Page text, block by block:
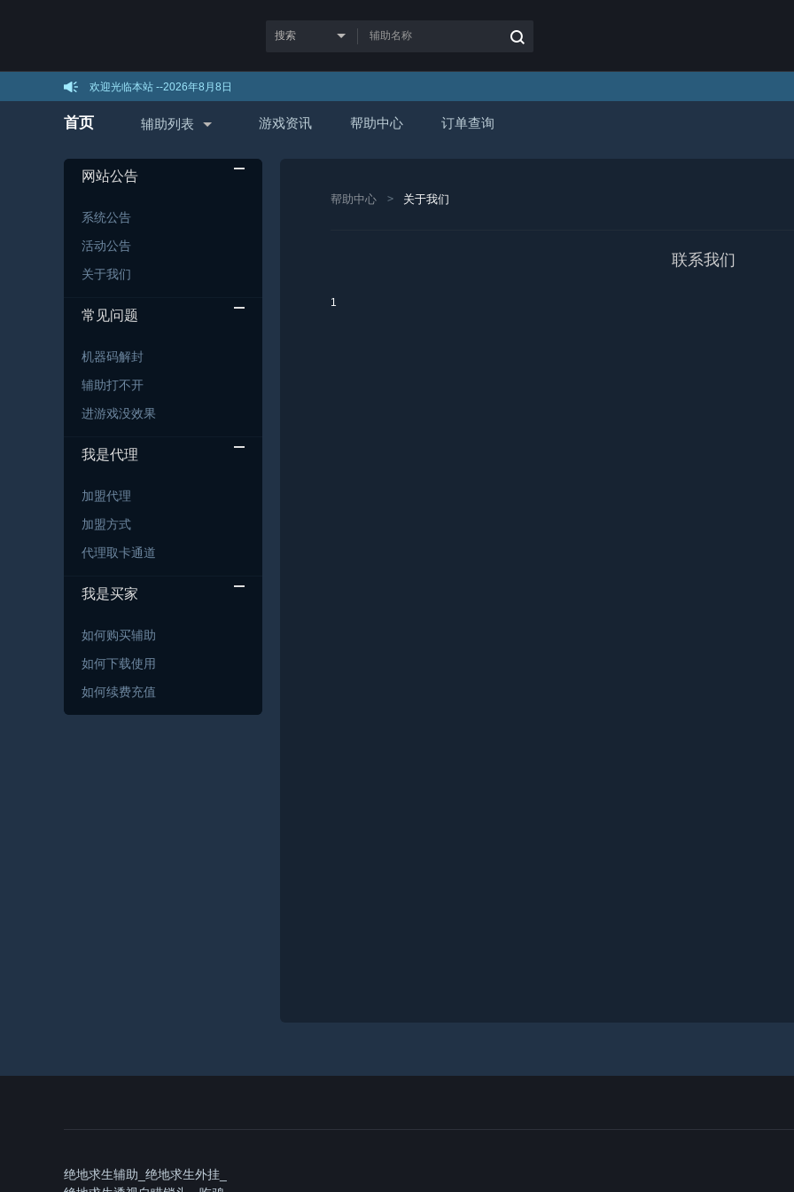
欢迎光临本站 --2026年8月8日
首页 辅助列表 游戏资讯 帮助中心 订单查询
网站公告
系统公告
活动公告
关于我们
常见问题
机器码解封
辅助打不开
进游戏没效果
我是代理
加盟代理
加盟方式
代理取卡通道
我是买家
如何购买辅助
如何下载使用
如何续费充值
帮助中心 关于我们
联系我们
1
绝地求生辅助_绝地求生外挂_